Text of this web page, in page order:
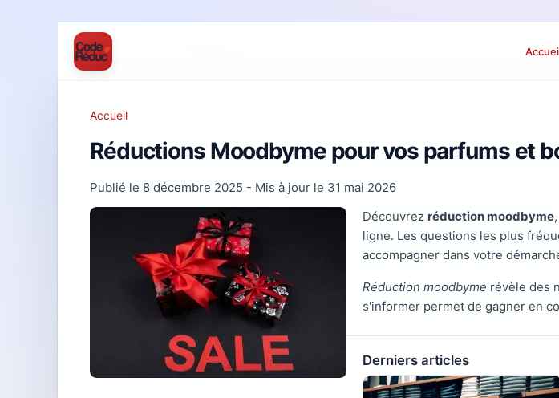
Accueil
Réductions Moodbyme pour vos parfums et
Publié le 8 décembre 2025 - Mis à jour le 31 mai 2026
Découvrez réduction moodbyme
ligne. Les questions les plus
accompagner dans votre
Réduction moodbyme révèle des
s'informer permet de gagner en
Derniers articles